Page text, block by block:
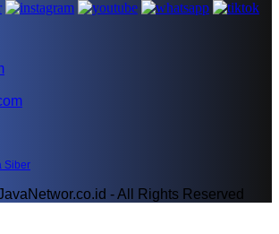
Siber
- All Rights Reserved